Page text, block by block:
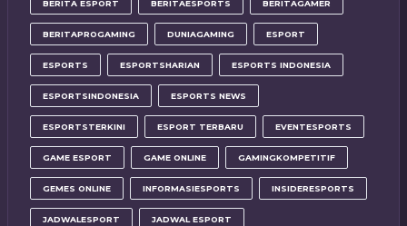
BERITA ESPORT BERITAESPORTS BERITAGAMER
BERITAPROGAMING DUNIAGAMING ESPORT
ESPORTS ESPORTSHARIAN ESPORTS INDONESIA
ESPORTSINDONESIA ESPORTS NEWS
ESPORTSTERKINI ESPORT TERBARU EVENTESPORTS
GAME ESPORT GAME ONLINE GAMINGKOMPETITIF
GEMES ONLINE INFORMASIESPORTS INSIDERESPORTS
JADWALESPORT JADWAL ESPORT